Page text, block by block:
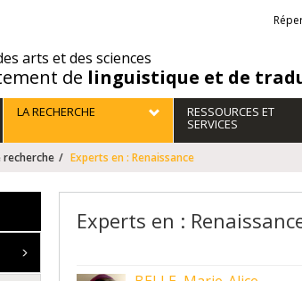
arts et des sciences
de linguistique et de
LA RECHERCHE RESSOURCES ET
SERVICES
recherche Experts en : Renaissance
Experts en :